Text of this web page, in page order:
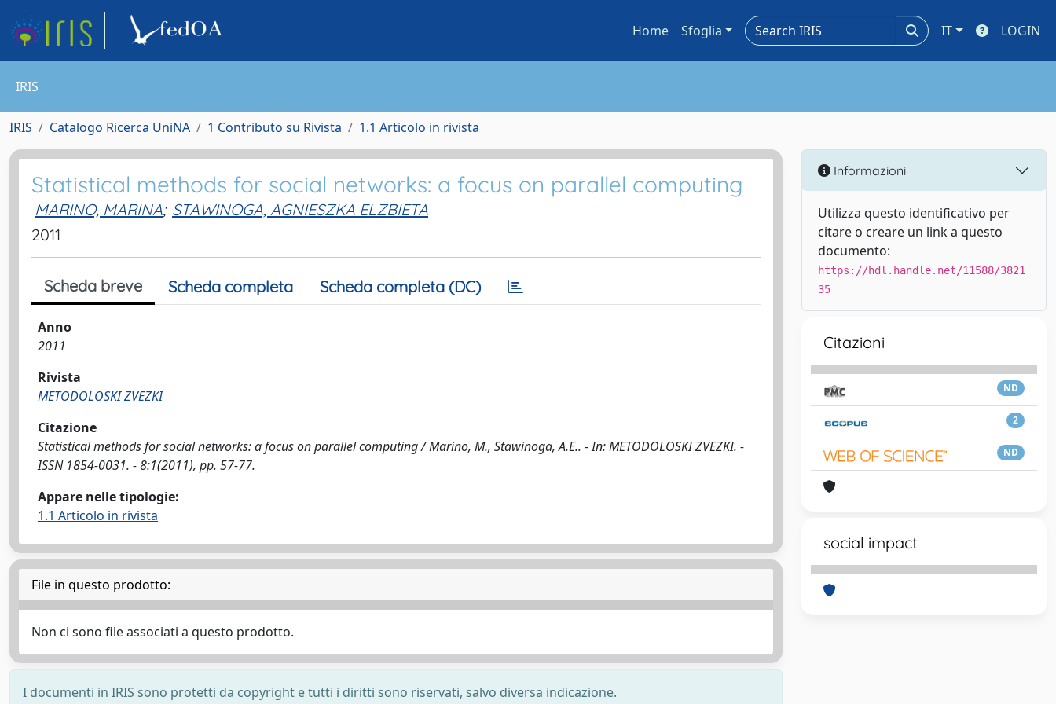
Home Sfoglia IT LOGIN
IRIS
IRIS Catalogo Ricerca UniNA 1 Contributo su Rivista 1.1 Articolo in rivista
Statistical methods for social networks: a focus on parallel computing
MARINO, MARINA; STAWINOGA, AGNIESZKA ELZBIETA
2011
Scheda breve Scheda completa Scheda completa (DC)
Anno
2011
Rivista
METODOLOSKI ZVEZKI
Citazione
Statistical methods for social networks: a focus on parallel computing / Marino, M., Stawinoga, A.E.. - In: METODOLOSKI ZVEZKI. -
ISSN 1854-0031. - 8:1(2011), pp. 57-77.
Appare nelle tipologie:
1.1 Articolo in rivista
File in questo prodotto:
Non ci sono file associati a questo prodotto.
I documenti in IRIS sono protetti da copyright e tutti i diritti sono riservati, salvo diversa indicazione.
Informazioni
Utilizza questo identificativo per
citare o creare un link a questo
documento:
https://hdl.handle.net/11588/3821
35
Citazioni
ND
2
ND
social impact